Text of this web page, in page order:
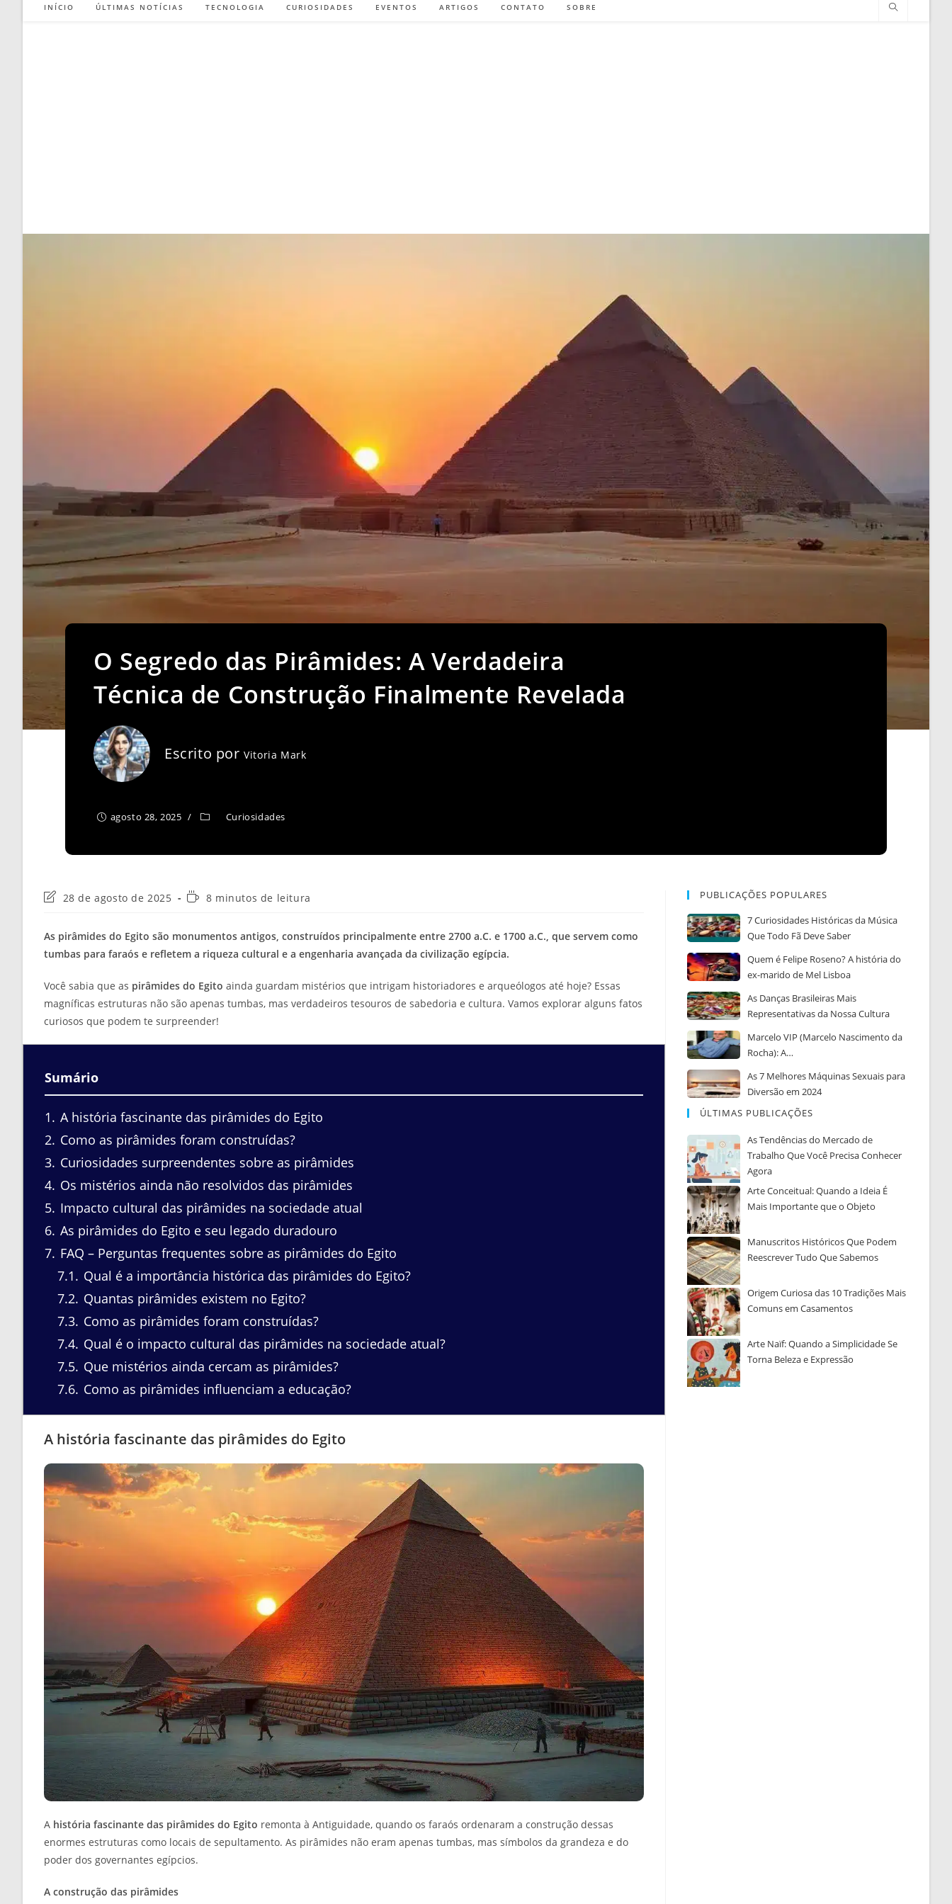
INÍCIO ÚLTIMAS NOTÍCIAS TECNOLOGIA CURIOSIDADES EVENTOS ARTIGOS CONTATO SOBRE
O Segredo das Pirâmides: A Verdadeira
Técnica de Construção Finalmente Revelada
Escrito porVitoria Mark
agosto 28, 2025 Curiosidades
Última
post:
28 de agosto de 2025
Tempo8 minutos de leitura
As pirâmides do Egito são monumentos antigos, construídos principalmente entre 2700 a.C. e 1700 a.C., que servem como
tumbas para faraós e refletem a riqueza cultural e a engenharia avançada da civilização egípcia.
Você sabia que as pirâmides do Egito ainda guardam mistérios que intrigam historiadores e arqueólogos até hoje? Essas
magníficas estruturas não são apenas tumbas, mas verdadeiros tesouros de sabedoria e cultura. Vamos explorar alguns fatos
curiosos que podem te surpreender!
Sumário
1
A história fascinante das pirâmides do Egito
2 Como as pirâmides foram construídas?
3 Curiosidades surpreendentes sobre as pirâmides
4 Os mistérios ainda não resolvidos das pirâmides
5 Impacto cultural das pirâmides na sociedade atual
6 As pirâmides do Egito e seu legado duradouro
7 FAQ – Perguntas frequentes sobre as pirâmides do Egito
7.1
Qual é a importância histórica das pirâmides do Egito?
7.2 Quantas pirâmides existem no Egito?
7.3 Como as pirâmides foram construídas?
7.4 Qual é o impacto cultural das pirâmides na sociedade atual?
7.5 Que mistérios ainda cercam as pirâmides?
7.6 Como as pirâmides influenciam a educação?
A história fascinante das pirâmides do Egito
A história fascinante das pirâmides do Egito remonta à Antiguidade, quando os faraós ordenaram a construção dessas
enormes estruturas como locais de sepultamento. As pirâmides não eram apenas tumbas, mas símbolos da grandeza e do
poder dos governantes egípcios.
A construção das pirâmides
PUBLICAÇÕES POPULARES
7 Curiosidades Históricas da Música
Que Todo Fã Deve Saber
Quem é Felipe Roseno? A história do
ex-marido de Mel Lisboa
As Danças Brasileiras Mais
Representativas da Nossa Cultura
Marcelo VIP (Marcelo Nascimento da
Rocha): A…
As 7 Melhores Máquinas Sexuais para
Diversão em 2024
ÚLTIMAS PUBLICAÇÕES
As Tendências do Mercado de
Trabalho Que Você Precisa Conhecer
Agora
Arte Conceitual: Quando a Ideia É
Mais Importante que o Objeto
Manuscritos Históricos Que Podem
Reescrever Tudo Que Sabemos
Origem Curiosa das 10 Tradições Mais
Comuns em Casamentos
Arte Naïf: Quando a Simplicidade Se
Torna Beleza e Expressão